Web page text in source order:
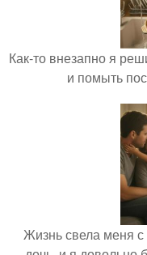
Как-то внезапно я
и помыть
Жизнь свела меня